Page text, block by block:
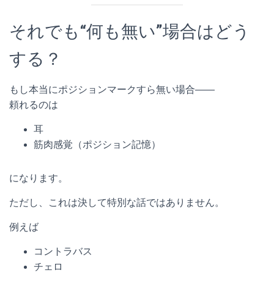
それでも“何も無い”場合はどう
する？
もし本当にポジションマークすら無い場合――
頼れるのは
耳
筋肉感覚（ポジション記憶）
になります。
ただし、これは決して特別な話ではありません。
例えば
コントラバス
チェロ